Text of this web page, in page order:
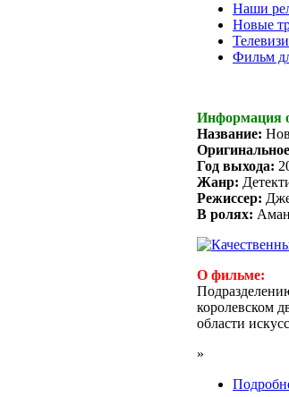
Наши
Новые
Фильм
Информация
Название:
Год выхода:
Жанр:
Режиссер:
В ролях:
О фильме:
королевском
области
»